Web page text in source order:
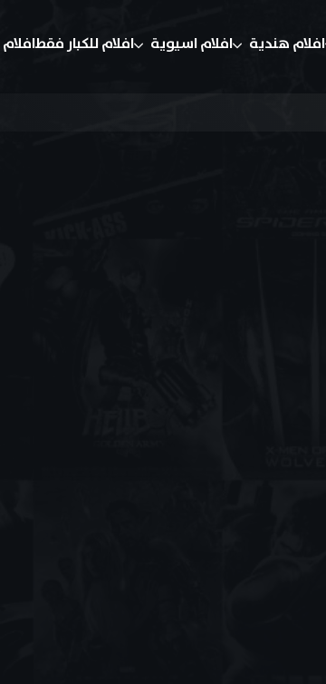
افلام هندية افلام اسيوية افلام للكبار فقط